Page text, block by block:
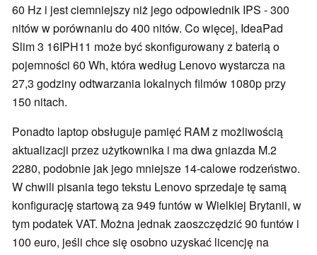
60 Hz i jest ciemniejszy niż jego odpowiednik IPS - 300
nitów w porównaniu do 400 nitów. Co więcej, IdeaPad
Slim 3 16IPH11 może być skonfigurowany z baterią o
pojemności 60 Wh, która według Lenovo wystarcza na
27,3 godziny odtwarzania lokalnych filmów 1080p przy
150 nitach.
Ponadto laptop obsługuje pamięć RAM z możliwością
aktualizacji przez użytkownika i ma dwa gniazda M.2
2280, podobnie jak jego mniejsze 14-calowe rodzeństwo.
W chwili pisania tego tekstu Lenovo sprzedaje tę samą
konfigurację startową za 949 funtów w Wielkiej Brytanii, w
tym podatek VAT. Można jednak zaoszczędzić 90 funtów i
100 euro, jeśli chce się osobno uzyskać licencję na